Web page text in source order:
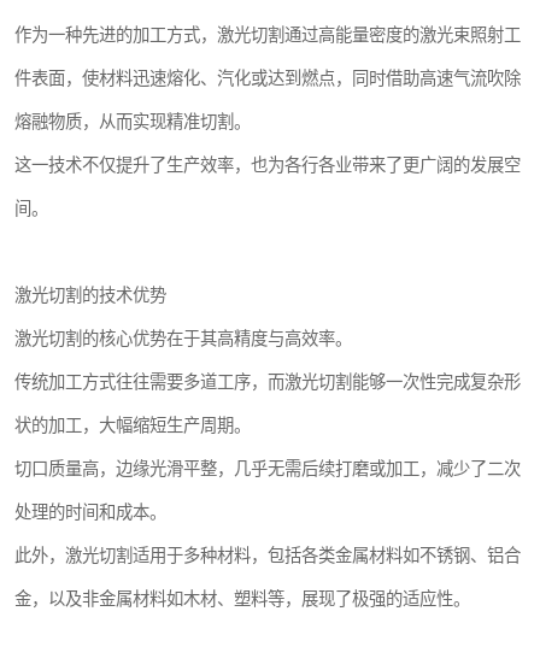
作为一种先进的加工方式，激光切割通过高能量密度的激光束照射工
件表面，使材料迅速熔化、汽化或达到燃点，同时借助高速气流吹除
熔融物质，从而实现精准切割。
这一技术不仅提升了生产效率，也为各行各业带来了更广阔的发展空
间。
激光切割的技术优势
激光切割的核心优势在于其高精度与高效率。
传统加工方式往往需要多道工序，而激光切割能够一次性完成复杂形
状的加工，大幅缩短生产周期。
切口质量高，边缘光滑平整，几乎无需后续打磨或加工，减少了二次
处理的时间和成本。
此外，激光切割适用于多种材料，包括各类金属材料如不锈钢、铝合
金，以及非金属材料如木材、塑料等，展现了极强的适应性。